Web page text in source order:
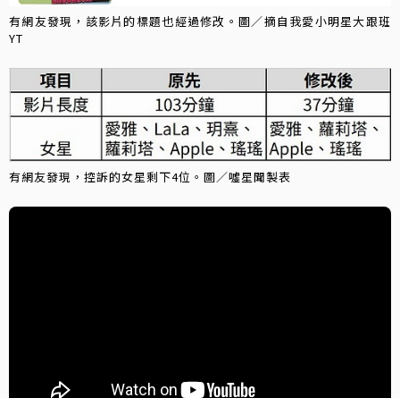
有網友發現，該影片的標題也經過修改。圖／摘自我愛小明星大跟班
YT
有網友發現，控訴的女星剩下4位。圖／噓星聞製表